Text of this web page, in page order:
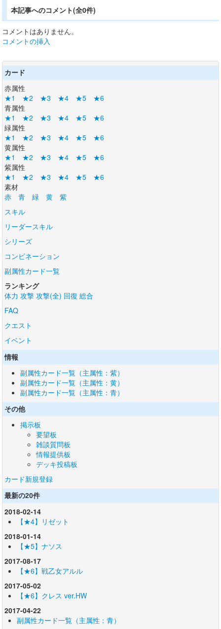
本記事へのコメント(全0件)
コメントはありません。
コメントの挿入
カード
赤属性
★1
★2 ★3 ★4 ★5
★6
青属性
★1
★2 ★3 ★4 ★5
★6
緑属性
★1
★2 ★3 ★4 ★5
★6
黄属性
★1
★2 ★3 ★4 ★5
★6
紫属性
★1
★2 ★3 ★4 ★5
★6
素材
赤
青 緑 黄
紫
スキル
リーダースキル
シリーズ
コンビネーション
副属性カード一覧
ランキング
体力 攻撃 攻撃(全) 回復 総合
FAQ
クエスト
イベント
情報
副属性カード一覧（主属性：紫）
副属性カード一覧（主属性：黄）
副属性カード一覧（主属性：青）
その他
掲示板
要望板
雑談質問板
情報提供板
デッキ投稿板
カード新規登録
最新の20件
2018-02-14
【★4】リゼット
2018-01-14
【★5】ナソス
2017-08-17
【★6】戦乙女アルル
2017-05-02
【★6】クレス ver.HW
2017-04-22
副属性カード一覧（主属性：青）